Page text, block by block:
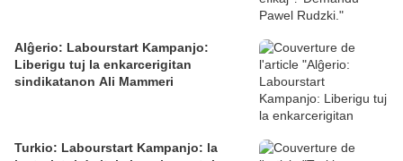
Alĝerio: Labourstart Kampanjo:
Liberigu tuj la enkarcerigitan
sindikatanon Ali Mammeri
Turkio: Labourstart Kampanjo: la